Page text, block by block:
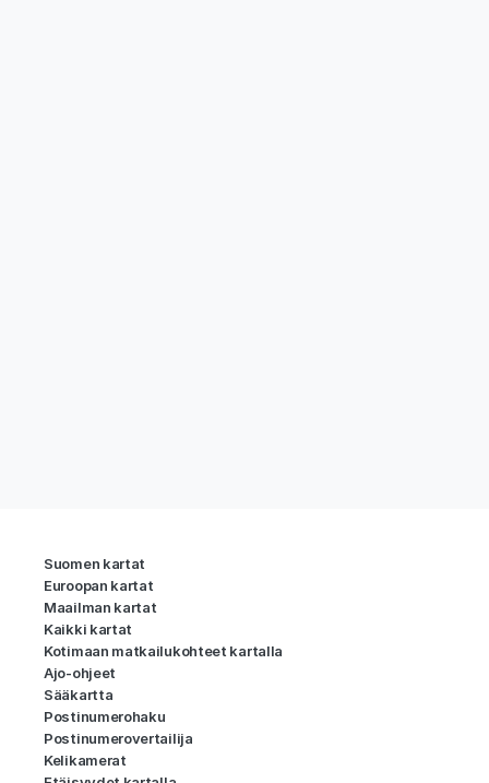
Suomen kartat
Euroopan kartat
Maailman kartat
Kaikki kartat
Kotimaan matkailukohteet kartalla
Ajo-ohjeet
Sääkartta
Postinumerohaku
Postinumerovertailija
Kelikamerat